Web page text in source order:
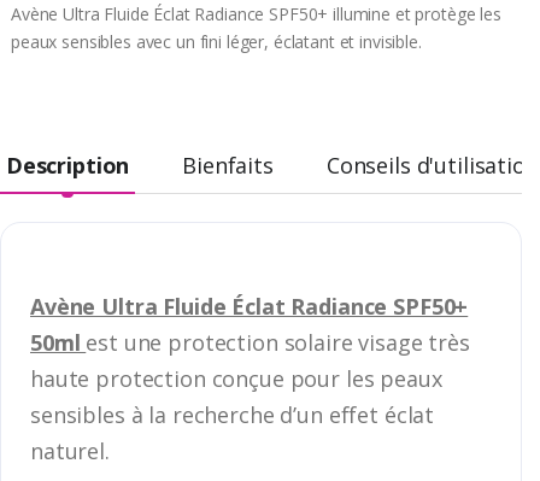
Avène Ultra Fluide Éclat Radiance SPF50+ illumine et protège les
peaux sensibles avec un fini léger, éclatant et invisible.
Description Bienfaits Conseils d'utilisation
Avène Ultra Fluide Éclat Radiance SPF50+
50ml est une protection solaire visage très
haute protection conçue pour les peaux
sensibles à la recherche d’un effet éclat
naturel.